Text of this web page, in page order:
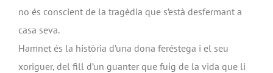
no és conscient de la tragèdia que s’està desfermant a
casa seva.
Hamnet és la història d’una dona feréstega i el seu
xoriguer, del fill d’un guanter que fuig de la vida que li